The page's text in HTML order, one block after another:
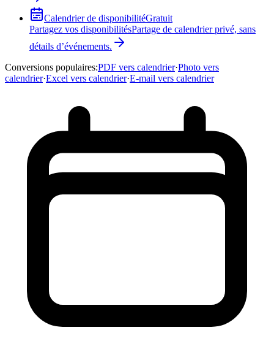
Calendrier de disponibilitéGratuit
Partagez vos disponibilitésPartage de calendrier privé, sans
détails d’événements.
Conversions populaires:PDF vers calendrier·Photo vers
calendrier·Excel vers calendrier·E-mail vers calendrier